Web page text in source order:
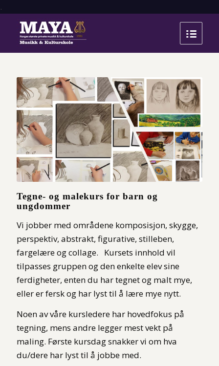
.
Tegne- og malekurs for barn og
ungdommer
Vi jobber med områdene komposisjon, skygge,
perspektiv, abstrakt, figurative, stilleben,
fargelære og collage. Kursets innhold vil
tilpasses gruppen og den enkelte elev sine
ferdigheter, enten du har tegnet og malt mye,
eller er fersk og har lyst til å lære mye nytt.
Noen av våre kursledere har hovedfokus på
tegning, mens andre legger mest vekt på
maling. Første kursdag snakker vi om hva
du/dere har lyst til å jobbe med.